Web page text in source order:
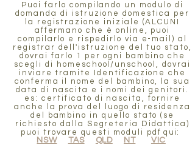
Puoi farlo compilando un modulo di
domanda di istruzione domestica per
la registrazione iniziale (ALCUNI
affermano che è online, puoi
compilarlo e rispedirlo via e-mail) al
registrar dell'istruzione del tuo stato,
dovrai farlo 1 per ogni bambino che
scegli di homeschool/unschool, dovrai
inviare tramite Identificazione che
conferma il nome del bambino, la sua
data di nascita e i nomi dei genitori.
es: certificato di nascita, fornire
anche la prova del luogo di residenza
del bambino in quello stato (se
richiesto dalla Segreteria Didattica)
puoi trovare questi moduli pdf qui:
NSW
TAS QLD NT
VIC